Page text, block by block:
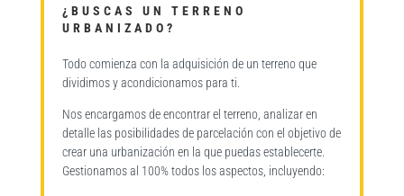
¿BUSCAS UN TERRENO
URBANIZADO?
Todo comienza con la adquisición de un terreno que
dividimos y acondicionamos para ti.
Nos encargamos de encontrar el terreno, analizar en
detalle las posibilidades de parcelación con el objetivo de
crear una urbanización en la que puedas establecerte.
Gestionamos al 100% todos los aspectos, incluyendo: